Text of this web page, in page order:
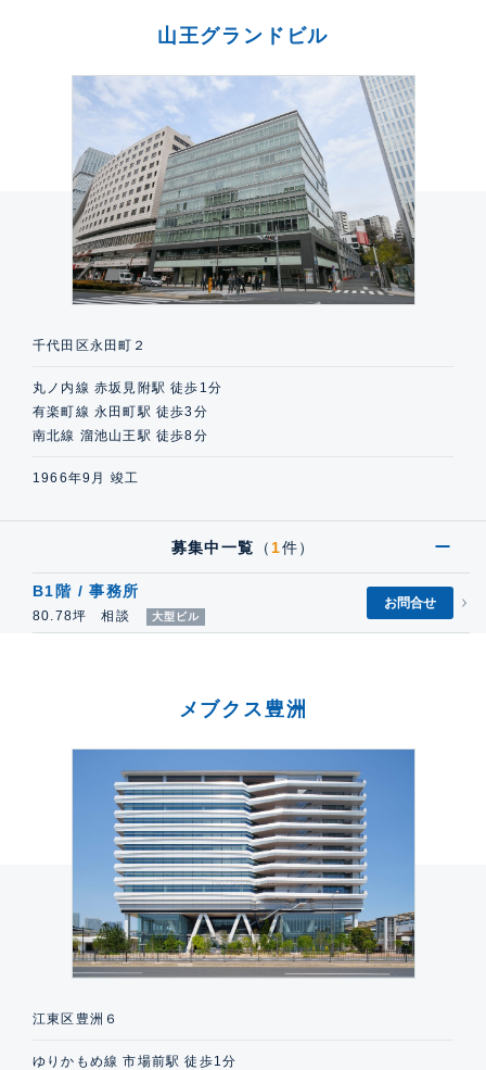
山王グランドビル
千代田区永田町２
丸ノ内線 赤坂見附駅 徒歩1分
有楽町線 永田町駅 徒歩3分
南北線 溜池山王駅 徒歩8分
1966年9月 竣工
募集中一覧 （ 1件）
B1階 / 事務所
80.78坪 相談 大型ビル
お問合せ
メブクス豊洲
江東区豊洲６
ゆりかもめ線 市場前駅 徒歩1分